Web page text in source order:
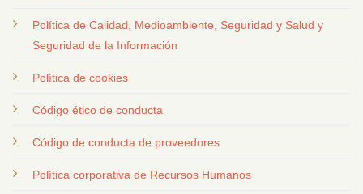
Política de Calidad, Medioambiente, Seguridad y Salud y
Seguridad de la Información
Política de cookies
Código ético de conducta
Código de conducta de proveedores
Política corporativa de Recursos Humanos